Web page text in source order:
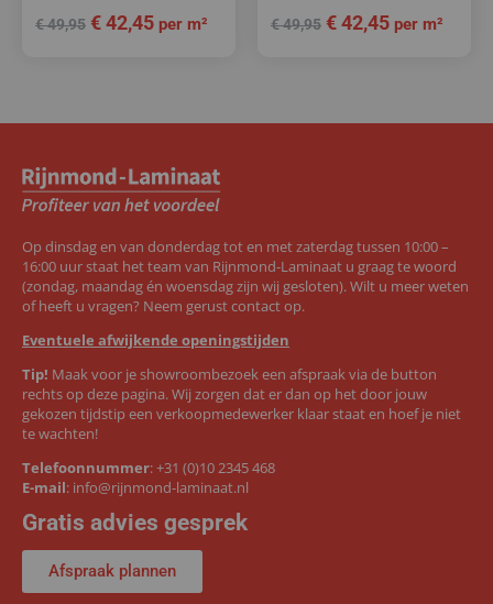
€49,95 €42,45 per m² €49,95 €42,45 per m²
Op dinsdag en van donderdag tot en met zaterdag tussen 10:00 –
16:00 uur staat het team van Rijnmond-Laminaat u graag te woord
(zondag, maandag én woensdag zijn wij gesloten). Wilt u meer weten
of heeft u vragen? Neem gerust contact op.
Eventuele afwijkende openingstijden
Tip! Maak voor je showroombezoek een afspraak via de button
rechts op deze pagina. Wij zorgen dat er dan op het door jouw
gekozen tijdstip een verkoopmedewerker klaar staat en hoef je niet
te wachten!
Telefoonnummer:+31 (0)10 2345 468
E-mail: info@rijnmond-laminaat.nl
Gratis advies gesprek
Afspraak plannen